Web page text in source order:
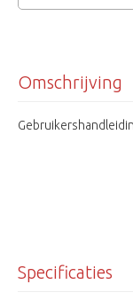
Omschrijving
Specificaties